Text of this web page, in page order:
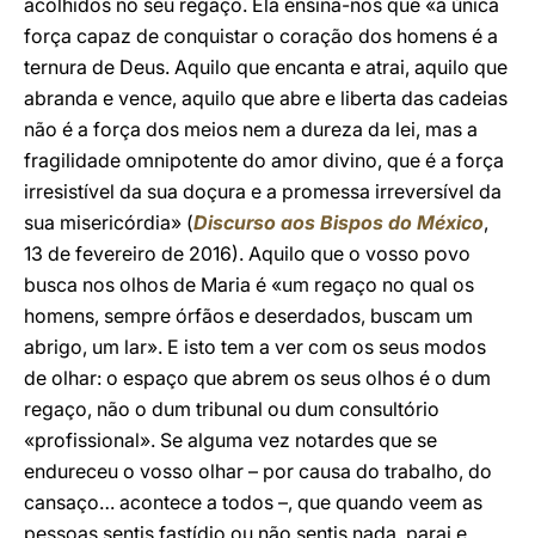
acolhidos no seu regaço. Ela ensina-nos que «a única
força capaz de conquistar o coração dos homens é a
ternura de Deus. Aquilo que encanta e atrai, aquilo que
abranda e vence, aquilo que abre e liberta das cadeias
não é a força dos meios nem a dureza da lei, mas a
fragilidade omnipotente do amor divino, que é a força
irresistível da sua doçura e a promessa irreversível da
sua misericórdia» (Discurso aos Bispos do México,
13 de fevereiro de 2016). Aquilo que o vosso povo
busca nos olhos de Maria é «um regaço no qual os
homens, sempre órfãos e deserdados, buscam um
abrigo, um lar». E isto tem a ver com os seus modos
de olhar: o espaço que abrem os seus olhos é o dum
regaço, não o dum tribunal ou dum consultório
«profissional». Se alguma vez notardes que se
endureceu o vosso olhar – por causa do trabalho, do
cansaço… acontece a todos –, que quando veem as
pessoas sentis fastídio ou não sentis nada, parai e